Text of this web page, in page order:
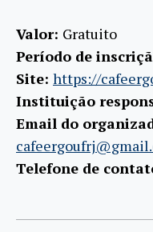
Valor: Gratuito
Período de
Site: https://
Instituição
Email do
Telefone de